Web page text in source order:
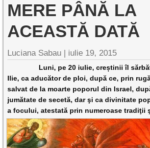
MERE PÂNĂ LA
ACEASTĂ DATĂ
Luciana Sabau | iulie 19, 2015
Luni, pe 20 iulie, creștinii îl
Ilie, ca aducător de ploi, după ce, prin
salvat de la moarte poporul din Israel,
jumătate de secetă, dar şi ca divinitate
a focului, atestată prin numeroase tradiţii